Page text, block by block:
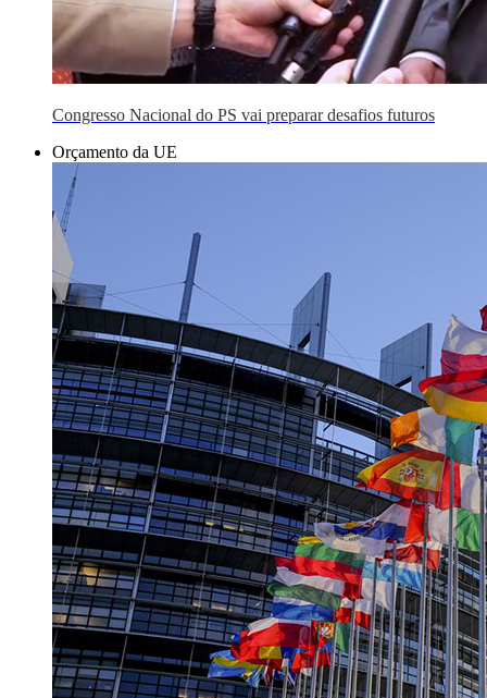
Congresso Nacional do PS vai preparar desafios futuros
Orçamento da UE